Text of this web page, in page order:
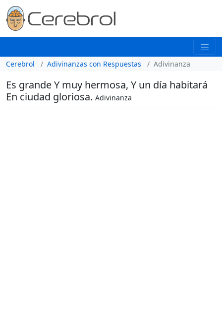
Cerebrol Adivinanzas con Respuestas Adivinanza
Es grande Y muy hermosa, Y un día habitará
En ciudad gloriosa. Adivinanza